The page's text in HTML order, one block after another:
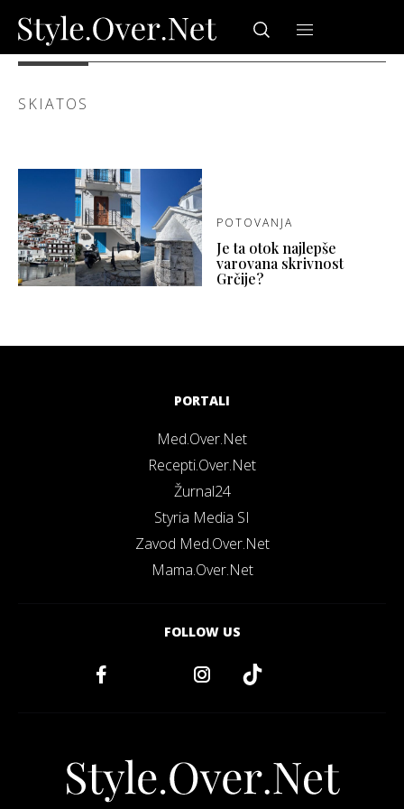
SKIATOS
POTOVANJA
Je ta otok najlepše
varovana skrivnost
Grčije?
PORTALI
Med.Over.Net
Recepti.Over.Net
Žurnal24
Styria Media SI
Zavod Med.Over.Net
Mama.Over.Net
FOLLOW US